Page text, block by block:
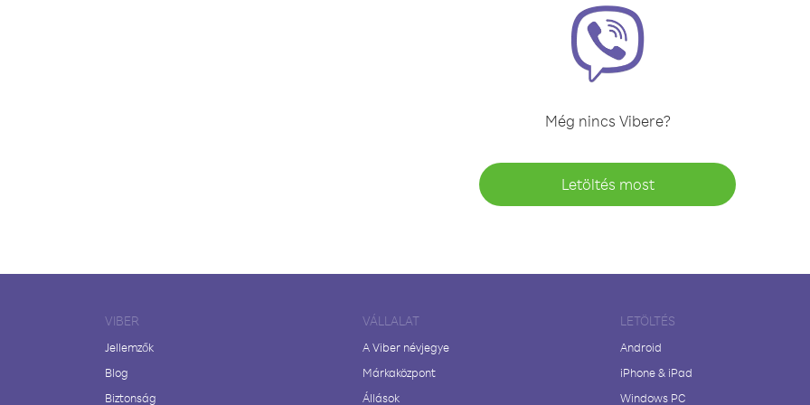
Még nincs Vibere?
Letöltés most
VIBER
Jellemzők
Blog
Biztonság
VÁLLALAT
A Viber névjegye
Márkaközpont
Állások
LETÖLTÉS
Android
iPhone & iPad
Windows PC